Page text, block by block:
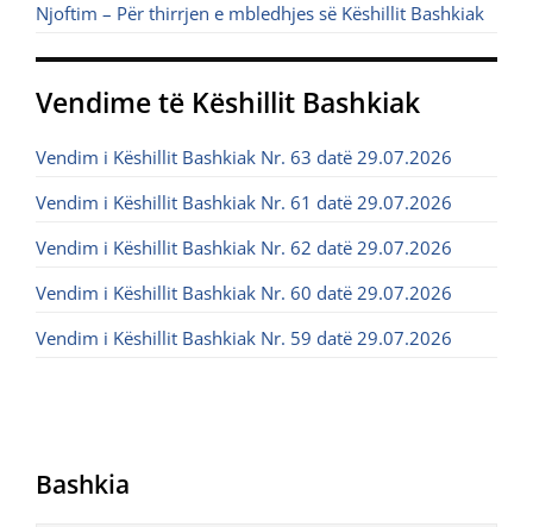
Bashkia
Njoftim – Për thirrjen e mbledhjes së Këshillit Bashkiak
Vendime të Këshillit Bashkiak
Vendim i Këshillit Bashkiak Nr. 63 datë 29.07.2026
Vendim i Këshillit Bashkiak Nr. 61 datë 29.07.2026
Vendim i Këshillit Bashkiak Nr. 62 datë 29.07.2026
Vendim i Këshillit Bashkiak Nr. 60 datë 29.07.2026
Vendim i Këshillit Bashkiak Nr. 59 datë 29.07.2026